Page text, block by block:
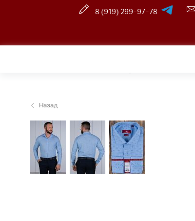
8 (919) 299-97-78
Назад